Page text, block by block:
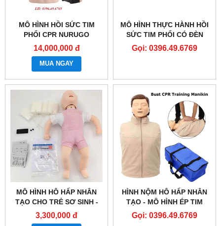
MÔ HÌNH HỒI SỨC TIM
PHỔI CPR NURUGO
L330/L300
14,000,000 đ
MUA NGAY
MÔ HÌNH THỰC HÀNH HỒI
SỨC TIM PHỔI CÓ ĐÈN
BÁO- CPR MANIKIN
Gọi: 0396.49.6769
MÔ HÌNH HÔ HẤP NHÂN
TẠO CHO TRẺ SƠ SINH -
BÚP BÊ THỰC HÀNH CPR -
MÔ HÌNH SƠ CỨU CHO
3,300,000 đ
HÌNH NỘM HÔ HẤP NHÂN
TẠO - MÔ HÌNH ÉP TIM
THỔI NGẠT - CPR
Gọi: 0396.49.6769